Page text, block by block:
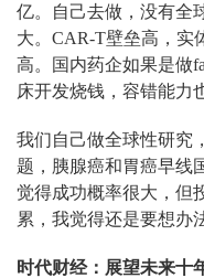
亿。自己去做，没有全
大。CAR-T壁垒高，实
高。国内药企如果是做
床开发烧钱，容错能力
我们自己做全球性研究
题，胰腺癌和胃癌早线
觉得成功概率很大，但
累，我觉得还是要想办
时代财经：展望未来十